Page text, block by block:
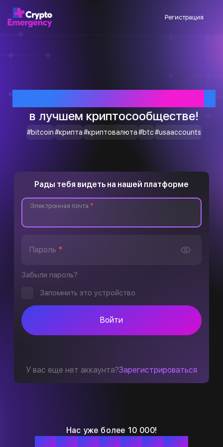
Регистрация
в лучшем криптосообществе!
#bitcoin#крипта#криптовалюта#btc#usaaccounts
Нас уже более 10 000!
Рады тебя видеть на нашей платформе
Электронная почта *
Пароль *
Забыли пароль?
Запомнить это устройство
Войти
У вас еще нет аккаунта?Зарегистрироваться